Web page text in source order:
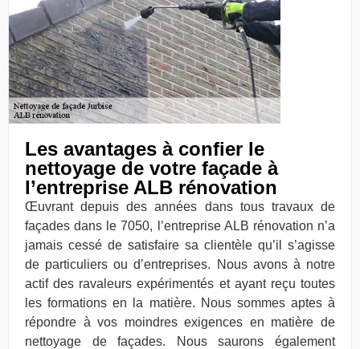
Les avantages à confier le
nettoyage de votre façade à
l’entreprise ALB rénovation
Œuvrant depuis des années dans tous travaux de
façades dans le 7050, l’entreprise ALB rénovation n’a
jamais cessé de satisfaire sa clientèle qu’il s’agisse
de particuliers ou d’entreprises. Nous avons à notre
actif des ravaleurs expérimentés et ayant reçu toutes
les formations en la matière. Nous sommes aptes à
répondre à vos moindres exigences en matière de
nettoyage de façades. Nous saurons également